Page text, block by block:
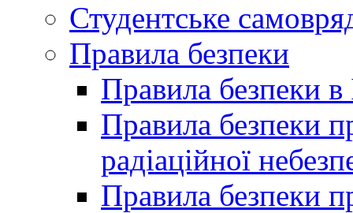
Студентське
Правила безпеки
Правила безпеки в
Правила безпеки
радіаційної
Правила безпеки